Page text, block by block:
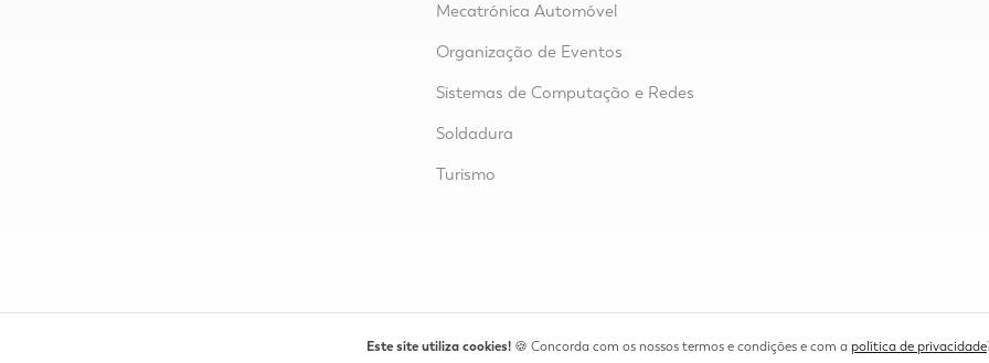
Mecatrónica Automóvel
Organização de Eventos
Sistemas de Computação e Redes
Soldadura
Turismo
Rua do Matadouro, n.º 22, 3080-014 Figueira da Foz
Este site utiliza cookies! 🍪 Concorda com os nossos termos e condições e com a política de privacidade